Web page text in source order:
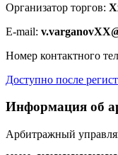
Организатор торгов:
E-mail:
Номер контактного
Доступно после
Информация об
Арбитражный